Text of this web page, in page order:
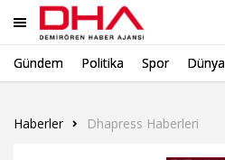
Gündem Politika Spor Dünya
Haberler Dhapress Haberleri